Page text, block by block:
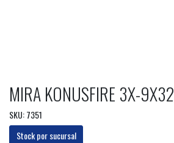
MIRA KONUSFIRE 3X-9X32
SKU: 7351
Stock por sucursal